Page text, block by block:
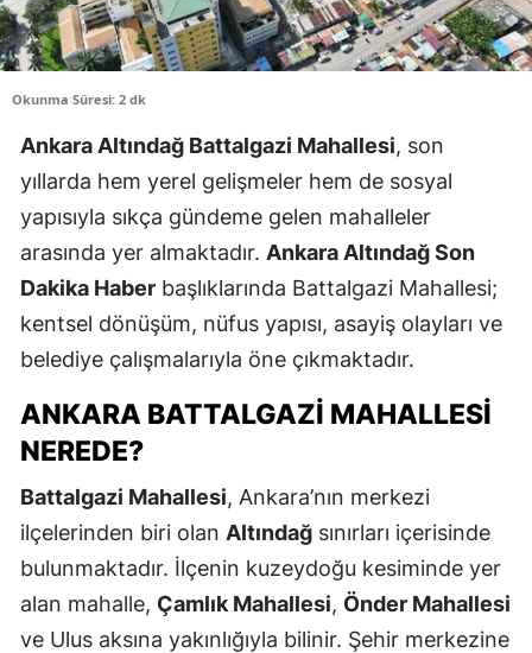
Okunma Süresi: 2 dk
Ankara Altındağ Battalgazi Mahallesi, son
yıllarda hem yerel gelişmeler hem de sosyal
yapısıyla sıkça gündeme gelen mahalleler
arasında yer almaktadır. Ankara Altındağ Son
Dakika Haber başlıklarında Battalgazi Mahallesi;
kentsel dönüşüm, nüfus yapısı, asayiş olayları ve
belediye çalışmalarıyla öne çıkmaktadır.
ANKARA BATTALGAZI MAHALLESI
NEREDE?
Battalgazi Mahallesi, Ankara’nın merkezi
ilçelerinden biri olan Altındağ sınırları içerisinde
bulunmaktadır. İlçenin kuzeydoğu kesiminde yer
alan mahalle, Çamlık Mahallesi, Önder Mahallesi
ve Ulus aksına yakınlığıyla bilinir. Şehir merkezine